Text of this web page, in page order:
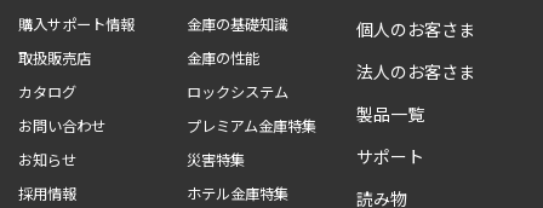
購入サポート情報
取扱販売店
カタログ
お問い合わせ
お知らせ
採用情報
金庫の基礎知識
金庫の性能
ロックシステム
プレミアム金庫特集
災害特集
ホテル金庫特集
個人のお客さま
法人のお客さま
製品一覧
サポート
読み物